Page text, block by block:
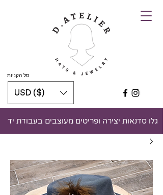
סל הקניות
גלו סדנאות יצירה ופריטים מעוצבים בעבודת יד
USD ($)